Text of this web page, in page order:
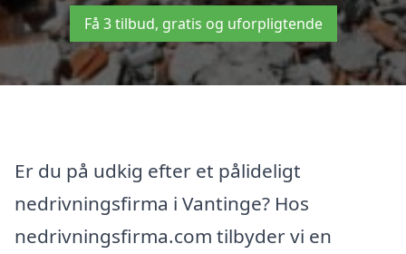
Få 3 tilbud, gratis og uforpligtende
Er du på udkig efter et pålideligt
nedrivningsfirma i Vantinge? Hos
nedrivningsfirma.com tilbyder vi en